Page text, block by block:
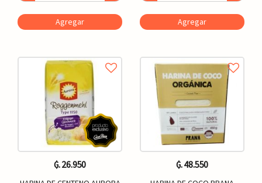
Agregar
₲. 26.950
Agregar
₲. 48.550